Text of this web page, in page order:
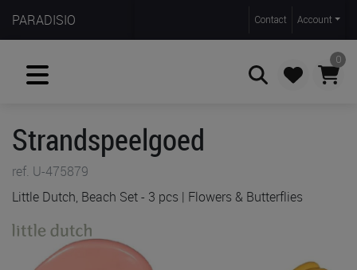
PARADISIO Contact Account
0
Strandspeelgoed
ref. U-475879
Little Dutch, Beach Set - 3 pcs | Flowers & Butterflies